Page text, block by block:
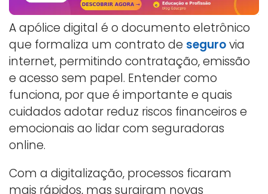
A apólice digital é o documento eletrônico
que formaliza um contrato de segurovia
internet, permitindo contratação, emissão
e acesso sem papel. Entender como
funciona, por que é importante e quais
cuidados adotar reduz riscos financeiros e
emocionais ao lidar com seguradoras
online.
Com a digitalização, processos ficaram
mais rápidos, mas surgiram novas